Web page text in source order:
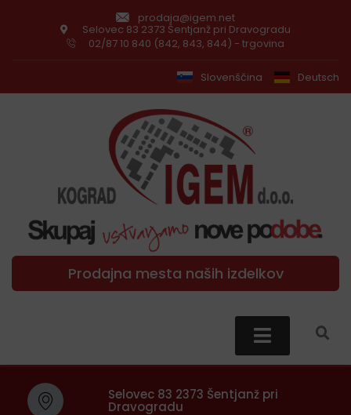
prodaja@igem.net
Selovec 83 2373 Šentjanž pri Dravogradu
02/87 10 840 (842, 843, 844) - trgovina
Slovenščina Deutsch
Prodajna mesta naših izdelkov
Selovec 83 2373 Šentjanž pri
Dravogradu